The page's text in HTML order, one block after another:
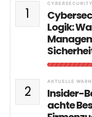
1
CYBERSECURITY
Logik:
2
AKTUELLE
Insider-
achte